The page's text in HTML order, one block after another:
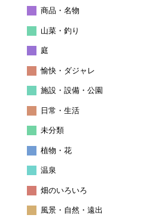
商品・名物
山菜・釣り
庭
愉快・ダジャレ
施設・設備・公園
日常・生活
未分類
植物・花
温泉
畑のいろいろ
風景・自然・遠出